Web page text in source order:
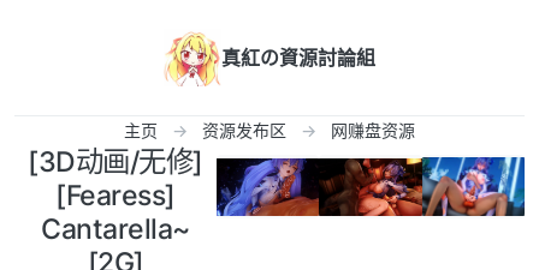
真紅の資源討論組
主页 资源发布区 网赚盘资源
[3D动画/无修]
[Fearess]
Cantarella~
[2G]